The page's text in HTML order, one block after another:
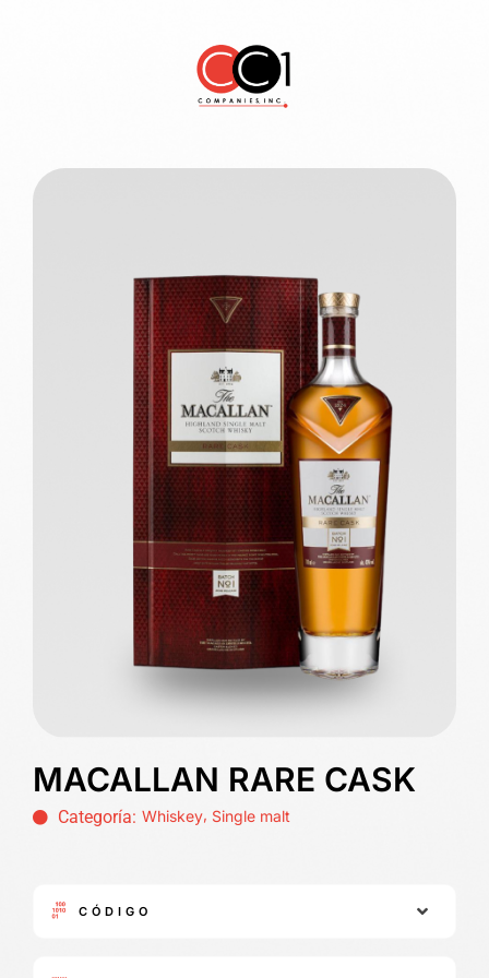
MACALLAN RARE CASK
Categoría: Whiskey, Single malt
CÓDIGO